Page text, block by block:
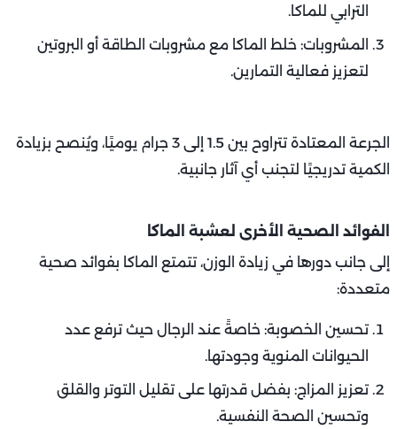
الترابي للماكا.
المشروبات: خلط الماكا مع مشروبات الطاقة أو البروتين
لتعزيز فعالية التمارين.
الجرعة المعتادة تتراوح بين 1.5 إلى 3 جرام يوميًا، ويُنصح بزيادة
الكمية تدريجيًا لتجنب أي آثار جانبية.
الفوائد الصحية الأخرى لعشبة الماكا
إلى جانب دورها في زيادة الوزن، تتمتع الماكا بفوائد صحية
متعددة:
تحسين الخصوبة: خاصةً عند الرجال حيث ترفع عدد
الحيوانات المنوية وجودتها.
تعزيز المزاج: بفضل قدرتها على تقليل التوتر والقلق
وتحسين الصحة النفسية.